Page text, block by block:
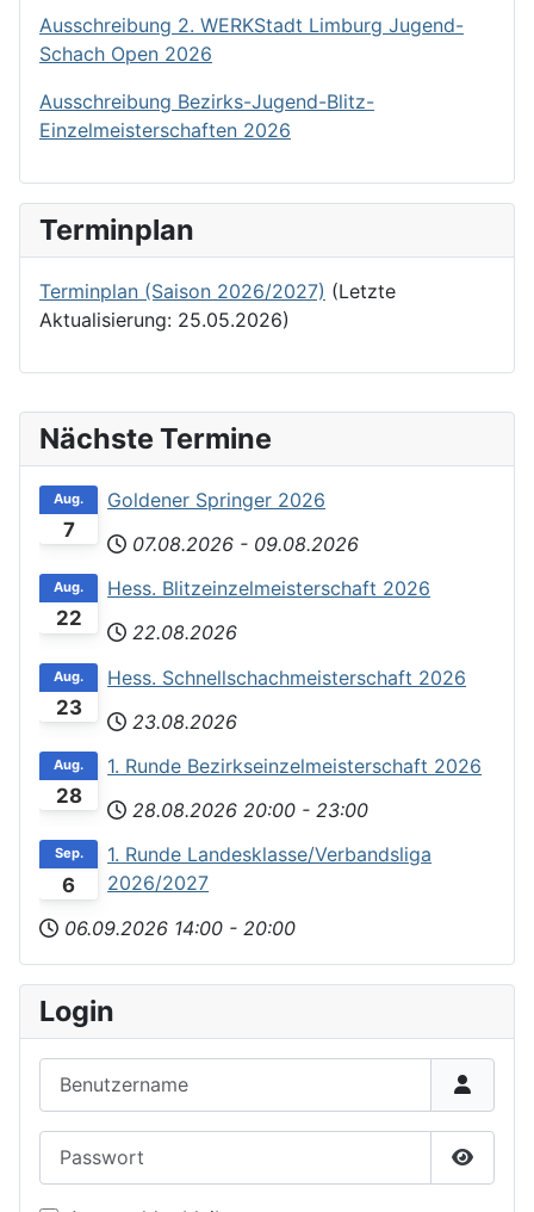
Nächste Termine
7
Aug.
Goldener Springer 2026
07.08.2026 - 09.08.2026
22
Aug.
Hess. Blitzeinzelmeisterschaft 2026
22.08.2026
23
Aug.
Hess. Schnellschachmeisterschaft 2026
23.08.2026
28
Aug.
1. Runde Bezirkseinzelmeisterschaft 2026
28.08.2026 20:00 - 23:00
6
Sep.
1. Runde Landesklasse/Verbandsliga
2026/2027
06.09.2026 14:00 - 20:00
Login
Ausschreibung 2. WERKStadt Limburg Jugend-
Schach Open 2026
Ausschreibung Bezirks-Jugend-Blitz-
Einzelmeisterschaften 2026
Terminplan
Terminplan (Saison 2026/2027) (Letzte
Aktualisierung: 25.05.2026)